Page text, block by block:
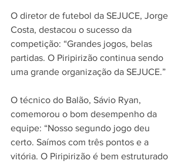
O diretor de futebol da SEJUCE, Jorge
Costa, destacou o sucesso da
competição: “Grandes jogos, belas
partidas. O Piripirizão continua sendo
uma grande organização da SEJUCE.”
O técnico do Balão, Sávio Ryan,
comemorou o bom desempenho da
equipe: “Nosso segundo jogo deu
certo. Saímos com três pontos e a
vitória. O Piripirizão é bem estruturado